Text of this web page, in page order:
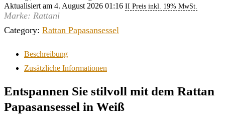
Aktualisiert am 4. August 2026 01:16 II Preis inkl. 19% MwSt.
Marke: Rattani
Category: Rattan Papasansessel
Beschreibung
Zusätzliche Informationen
Entspannen Sie stilvoll mit dem Rattan
Papasansessel in Weiß